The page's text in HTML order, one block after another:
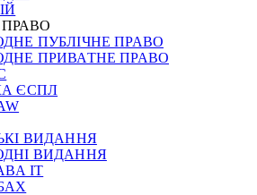
ПУБЛІЧНЕ ПРАВО
ПРИВАТНЕ ПРАВО
ЄСПЛ
ВИДАННЯ
ВИДАННЯ
ІТ